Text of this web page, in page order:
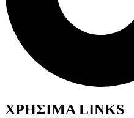
ΧΡΗΣΙΜΑ LINKS